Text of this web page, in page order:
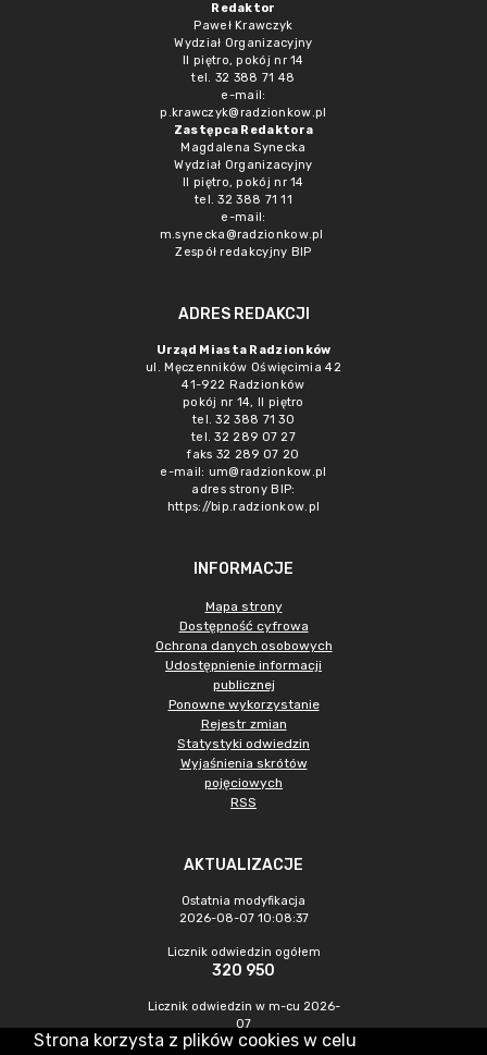
Redaktor
Paweł Krawczyk
Wydział Organizacyjny
II piętro, pokój nr 14
tel. 32 388 71 48
e-mail:
p.krawczyk@radzionkow.pl
Zastępca Redaktora
Magdalena Synecka
Wydział Organizacyjny
II piętro, pokój nr 14
tel. 32 388 71 11
e-mail:
m.synecka@radzionkow.pl
Zespół redakcyjny BIP
ADRES REDAKCJI
Urząd Miasta Radzionków
ul. Męczenników Oświęcimia 42
41-922 Radzionków
pokój nr 14, II piętro
tel. 32 388 71 30
tel. 32 289 07 27
faks 32 289 07 20
e-mail: um@radzionkow.pl
adres strony BIP:
https://bip.radzionkow.pl
INFORMACJE
Mapa strony
Dostępność cyfrowa
Ochrona danych osobowych
Udostępnienie informacji
publicznej
Ponowne wykorzystanie
Rejestr zmian
Statystyki odwiedzin
Wyjaśnienia skrótów
pojęciowych
RSS
AKTUALIZACJE
Ostatnia modyfikacja
2026-08-07 10:08:37
Licznik odwiedzin ogółem
320 950
Licznik odwiedzin w m-cu 2026-
07
1 009
Strona korzysta z plików cookies w celu